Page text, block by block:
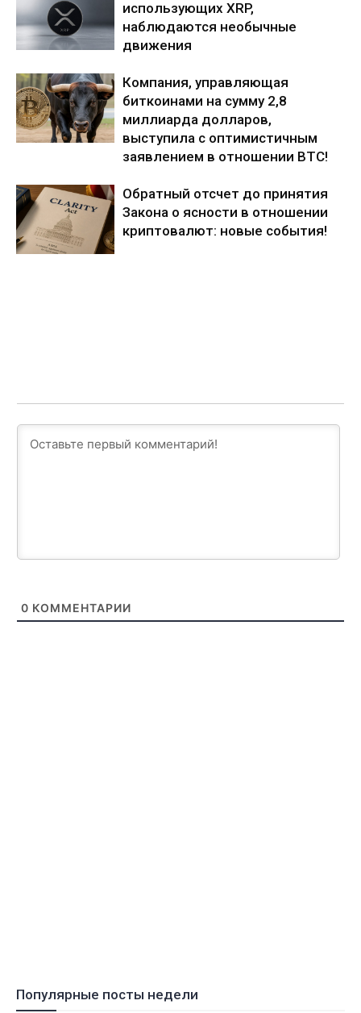
использующих XRP,
наблюдаются необычные
движения
Компания, управляющая
биткоинами на сумму 2,8
миллиарда долларов,
выступила с оптимистичным
заявлением в отношении BTC!
Обратный отсчет до принятия
Закона о ясности в отношении
криптовалют: новые события!
0 КОММЕНТАРИИ
Популярные посты недели